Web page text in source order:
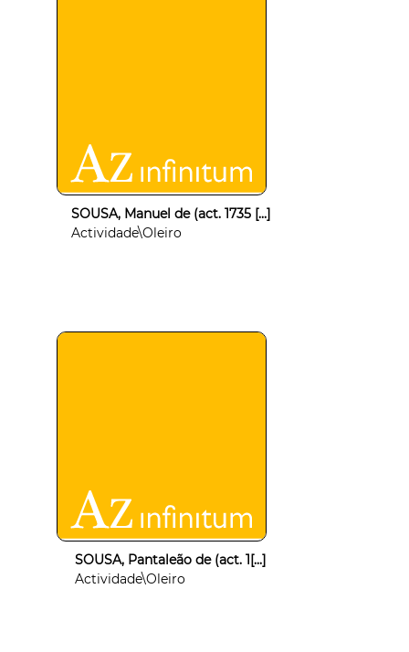
SOUSA, Manuel de (act. 1735 [...]
Actividade\Oleiro
SOUSA, Pantaleão de (act. 1[...]
Actividade\Oleiro